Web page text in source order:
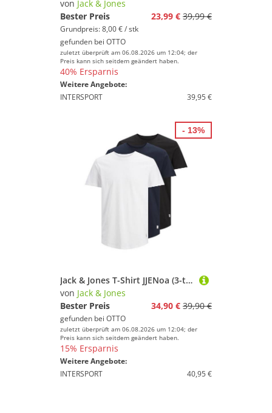
von Jack & Jones
Bester Preis
23,99 € 39,99 €
Grundpreis: 8,00 € / stk
gefunden bei OTTO
zuletzt überprüft am 06.08.2026 um 12:04; der
Preis kann sich seitdem geändert haben.
40% Ersparnis
Weitere Angebote:
INTERSPORT
39,95 €
Jack & Jones T-Shirt JJENoa (3-tlg)
von Jack & Jones
Bester Preis
34,90 € 39,90 €
gefunden bei OTTO
zuletzt überprüft am 06.08.2026 um 12:04; der
Preis kann sich seitdem geändert haben.
15% Ersparnis
Weitere Angebote:
INTERSPORT
40,95 €
- 13%